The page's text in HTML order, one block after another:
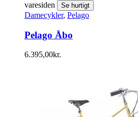
varesiden
Se hurtigt
Damecykler, Pelago
Pelago Åbo
6.395,00kr.